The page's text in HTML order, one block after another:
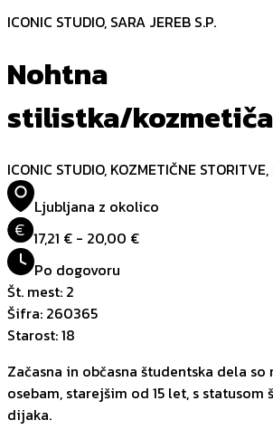
ICONIC STUDIO, SARA JEREB S.P.
Nohtna
stilistka/
ICONIC STUDIO, KOZMETIČNE
Ljubljana z okolico
€ 17,21 € - 20,00 €
Po dogovoru
Št. mest: 2
Šifra: 260365
Starost:18
Začasna in občasna študentska dela so
osebam, starejšim od 15 let, s
dijaka.